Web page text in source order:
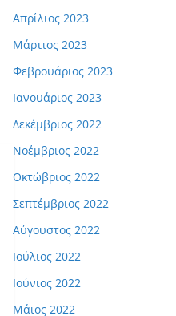
Απρίλιος 2023
Μάρτιος 2023
Φεβρουάριος 2023
Ιανουάριος 2023
Δεκέμβριος 2022
Νοέμβριος 2022
Οκτώβριος 2022
Σεπτέμβριος 2022
Αύγουστος 2022
Ιούλιος 2022
Ιούνιος 2022
Μάιος 2022